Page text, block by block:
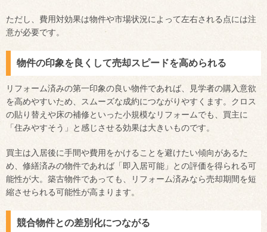
ただし、費用対効果は物件や市場状況によって左右される点には注
意が必要です。
物件の印象を良くして売却スピードを高められる
リフォーム済みの第一印象の良い物件であれば、見学者の購入意欲
を高めやすいため、スムーズな成約につながりやすくます。クロス
の貼り替えや床の補修といった小規模なリフォームでも、買主に
「住みやすそう」と感じさせる効果は大きいものです。
買主は入居後に手間や費用をかけることを避けたい傾向があるた
め、修繕済みの物件であれば「即入居可能」との評価を得られる可
能性が大。築古物件であっても、リフォーム済みなら売却期間を短
縮させられる可能性が高まります。
競合物件との差別化につながる